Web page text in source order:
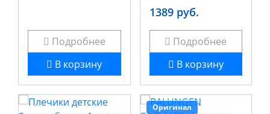
Подробнее
В корзину
1389 руб.
Подробнее
В корзину
Оригинал